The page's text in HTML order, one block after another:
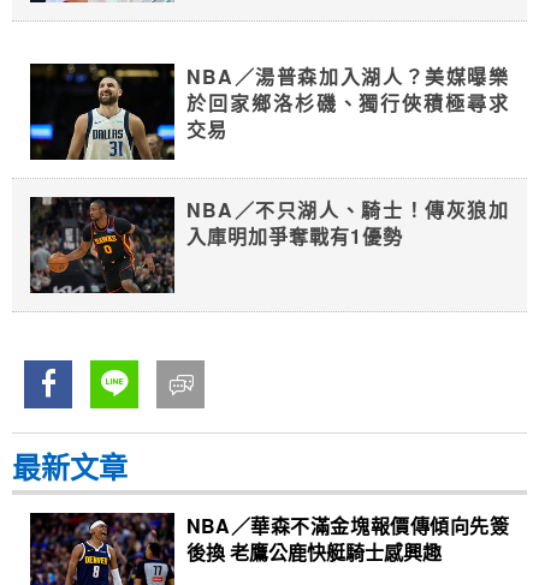
NBA／湯普森加入湖人？美媒曝樂
於回家鄉洛杉磯、獨行俠積極尋求
交易
NBA／不只湖人、騎士！傳灰狼加
入庫明加爭奪戰有1優勢
最新文章
NBA／華森不滿金塊報價傳傾向先簽
後換 老鷹公鹿快艇騎士感興趣